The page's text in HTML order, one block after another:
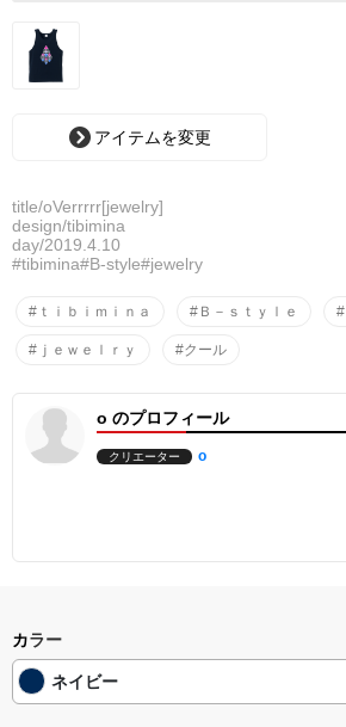
アイテムを変更
title/oVerrrrr[jewelry]
design/tibimina
day/2019.4.10
#tibimina#B-style#jewelry
#ｔｉｂｉｍｉｎａ #Ｂ－ｓｔｙｌｅ
#ｊｅｗｅｌｒｙ #クール
o のプロフィール
クリエーター o
カラー
ネイビー